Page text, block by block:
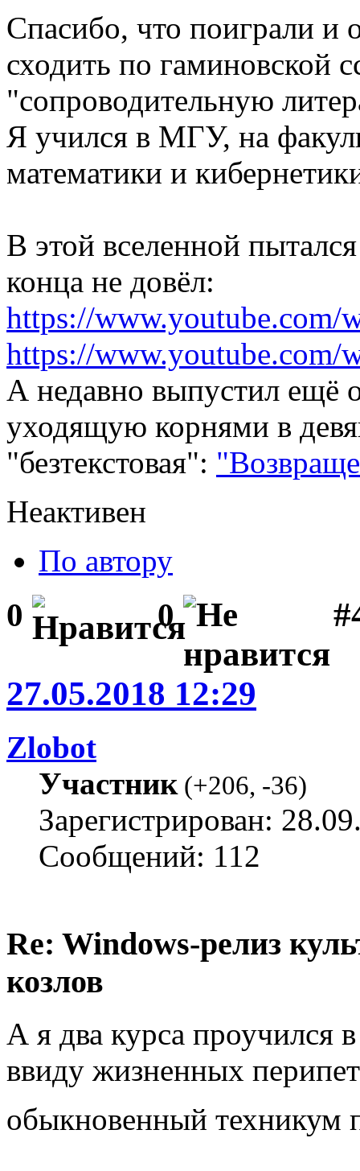
Спасибо, что поиграли и
сходить по гаминовской
"сопроводительную
Я учился в МГУ, на
математики и
В этой вселенной
конца не довёл:
https://
https://www.youtube.com/
А недавно выпустил ещё
уходящую корнями в
"безтекстовая":
Неактивен
По автору
0 0
27.05.2018 12:29
Zlobot
Участник(+206, -36)
Зарегистрирован:
Сообщений: 112
Re: Windows-релиз
козлов
А я два курса
ввиду жизненных
обыкновенный техникум